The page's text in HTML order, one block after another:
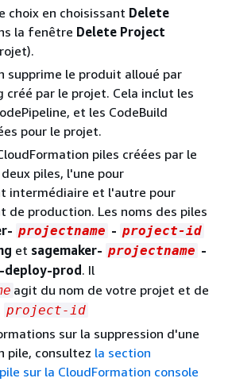
choix en choisissant Delete
la fenêtre Delete Project
supprime le produit alloué par
créé par le projet. Cela inclut les
et les CodeBuild
pour le projet.
piles créées par le
piles, l'une pour
intermédiaire et l'autre pour
de production. Les noms des piles
projectname - project-id
et sagemaker- projectname -
-deploy-prod . Il
agit du nom de votre projet et de
project-id
sur la suppression d'une
pile, consultez la section
sur la CloudFormation console